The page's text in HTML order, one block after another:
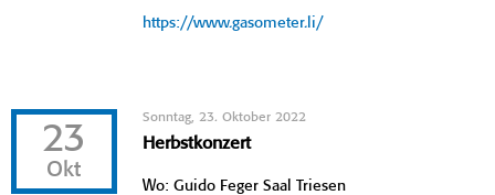
https://www.gasometer.li/
23
Okt
Sonntag, 23. Oktober 2022
Herbstkonzert
Wo: Guido Feger Saal Triesen